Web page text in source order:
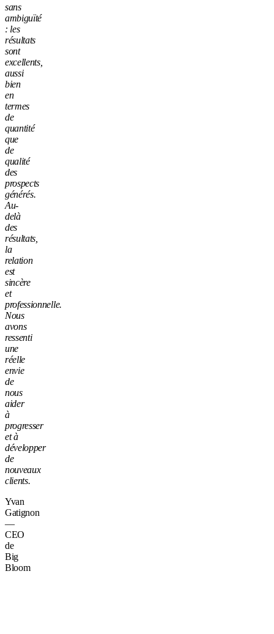
sans
ambiguïté
: les
résultats
sont
excellents,
aussi
bien
en
termes
de
quantité
que
de
qualité
des
prospects
générés.
Au-
delà
des
résultats,
la
relation
est
sincère
et
professionnelle.
Nous
avons
ressenti
une
réelle
envie
de
nous
aider
à
progresser
et à
développer
de
nouveaux
clients.
Yvan
Gatignon
—
CEO
de
Big
Bloom